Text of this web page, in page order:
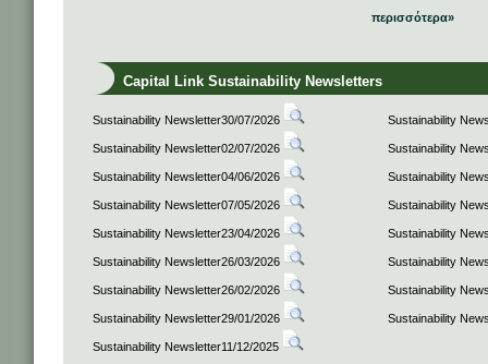
περισσότερα»
Capital Link Sustainability Newsletters
Sustainability Newsletter30/07/2026 Sustainability
Sustainability Newsletter02/07/2026 Sustainability
Sustainability Newsletter04/06/2026 Sustainability
Sustainability Newsletter07/05/2026 Sustainability
Sustainability Newsletter23/04/2026 Sustainability
Sustainability Newsletter26/03/2026 Sustainability
Sustainability Newsletter26/02/2026 Sustainability
Sustainability Newsletter29/01/2026 Sustainability
Sustainability Newsletter11/12/2025